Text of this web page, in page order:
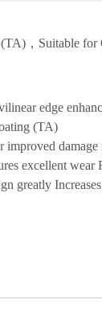
，Suitable for
edge
(TA)
damage
excellent wear
greatly